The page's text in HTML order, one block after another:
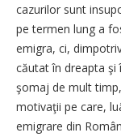
cazurilor sunt
pe termen lung a
emigra, ci,
căutat în dreapta şi
şomaj de mult
motivaţii pe care,
emigrare din